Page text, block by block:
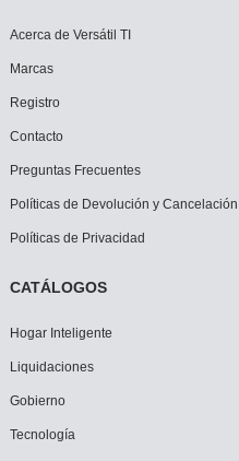
Acerca de Versátil TI
Marcas
Registro
Contacto
Preguntas Frecuentes
Políticas de Devolución y Cancelación
Políticas de Privacidad
CATÁLOGOS
Hogar Inteligente
Liquidaciones
Gobierno
Tecnología